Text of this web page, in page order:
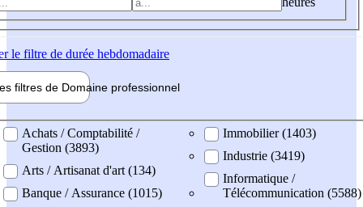
le filtre de durée hebdomadaire
filtres de Domaine professionnel
professionel
Achats / Comptabilité /
Gestion (3893)
Arts / Artisanat d'art (134)
Banque / Assurance (1015)
Immobilier (1403)
Industrie (3419)
Informatique /
Télécommunication (5588)